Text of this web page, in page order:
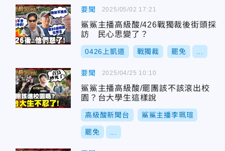
要聞
鯊鯊主播高級酸/426戰獨裁後街頭採
訪 民心思變了？
0426上凱道 戰獨裁 罷免
2025/05/02 17:21
要聞
鯊鯊主播高級酸/罷團該不該滾出校
園？台大學生這樣說
高級酸新聞台 鯊鯊主播李珮瑄
罷免
2025/04/25 10:10